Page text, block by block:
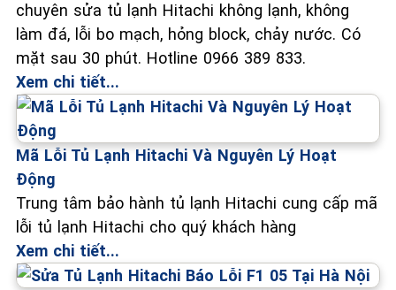
chuyên sửa tủ lạnh Hitachi không lạnh, không
làm đá, lỗi bo mạch, hỏng block, chảy nước. Có
mặt sau 30 phút. Hotline 0966 389 833.
Xem chi tiết...
Mã Lỗi Tủ Lạnh Hitachi Và Nguyên Lý Hoạt
Động
Trung tâm bảo hành tủ lạnh Hitachi cung cấp mã
lỗi tủ lạnh Hitachi cho quý khách hàng
Xem chi tiết...